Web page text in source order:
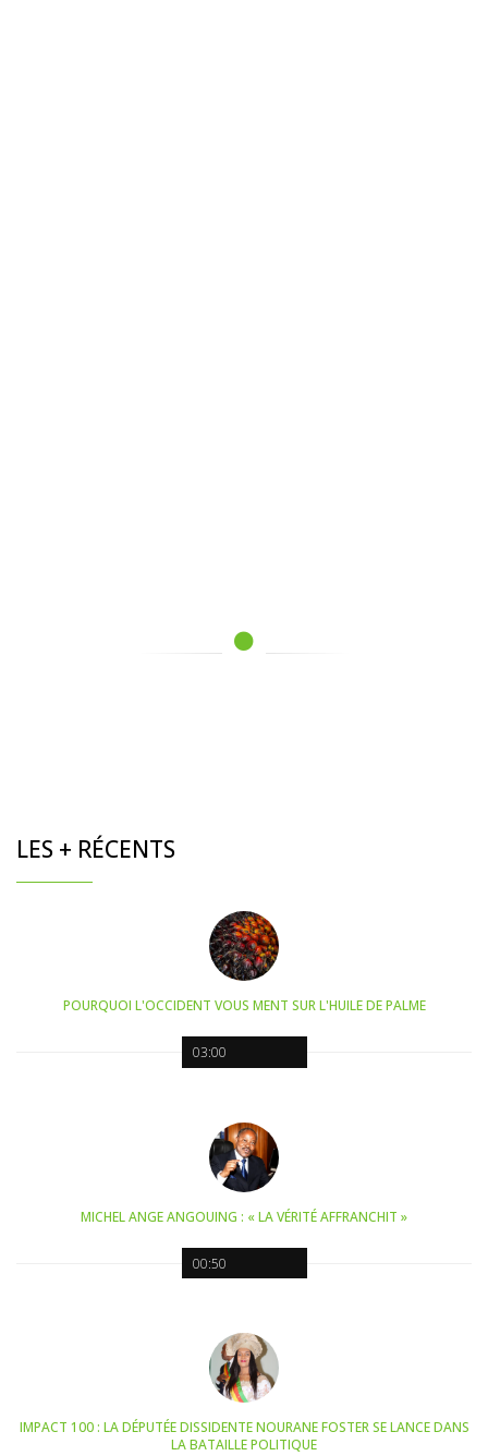
LES + RÉCENTS
03:00
POURQUOI L'OCCIDENT VOUS MENT SUR L'HUILE DE PALME
00:50
MICHEL ANGE ANGOUING : « LA VÉRITÉ AFFRANCHIT »
IMPACT 100 : LA DÉPUTÉE DISSIDENTE NOURANE FOSTER SE LANCE DANS
LA BATAILLE POLITIQUE